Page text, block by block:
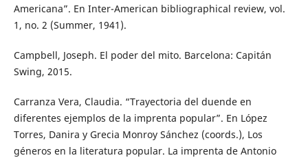
Americana”. En Inter-American bibliographical review, vol.
1, no. 2 (Summer, 1941).
Campbell, Joseph. El poder del mito. Barcelona: Capitán
Swing, 2015.
Carranza Vera, Claudia. “Trayectoria del duende en
diferentes ejemplos de la imprenta popular”. En López
Torres, Danira y Grecia Monroy Sánchez (coords.), Los
géneros en la literatura popular. La imprenta de Antonio